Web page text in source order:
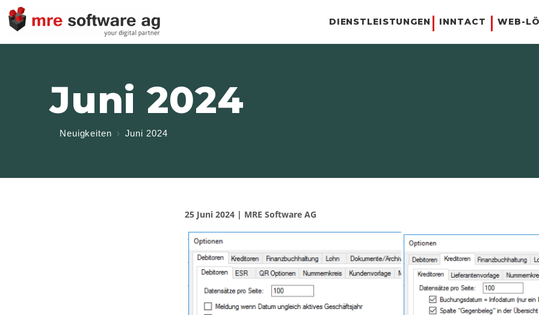
DIENSTLEISTUNGEN INNTACT WEB-
Juni 2024
Neuigkeiten Juni 2024
25 Juni 2024 | MRE Software AG